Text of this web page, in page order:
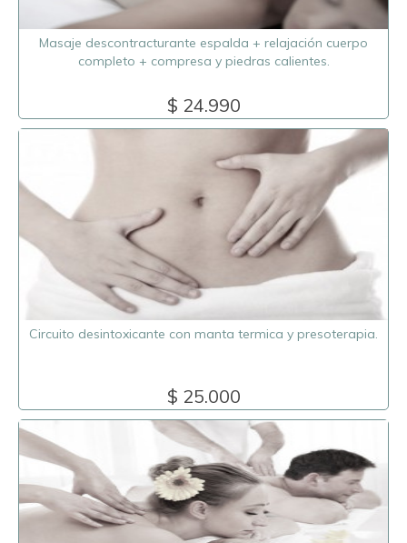
Masaje descontracturante espalda + relajación cuerpo
completo + compresa y piedras calientes.
$ 24.990
Circuito desintoxicante con manta termica y presoterapia.
$ 25.000